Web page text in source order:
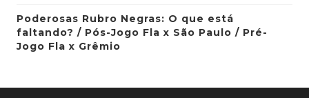
Poderosas Rubro Negras: O que está
faltando? / Pós-Jogo Fla x São Paulo / Pré-
Jogo Fla x Grêmio